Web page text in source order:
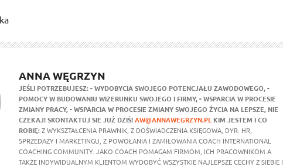
ANNA WĘGRZYN
JEŚLI POTRZEBUJESZ:- WYDOBYCIA SWOJEGO POTENCJAŁU ZAWODOWEGO,-
POMOCY W BUDOWANIU WIZERUNKU SWOJEGO I FIRMY,- WSPARCIA W PROCESIE
ZMIANY PRACY,- WSPARCIA W PROCESIE ZMIANY SWOJEGO ŻYCIA NA LEPSZE, NIE
CZEKAJ! SKONTAKTUJ SIE JUŻ DZIŚ!AW@ANNAWEGRZYN.PL KIM JESTEM I CO
ROBIĘ:Z WYKSZTAŁCENIA PRAWNIK, Z DOŚWIADCZENIA KSIĘGOWA, DYR. HR,
SPRZEDAŻY I MARKETINGU, Z POWOŁANIA I ZAMIŁOWANIA COACH INTERNATIONAL
COACHING COMMUNITY. JAKO COACH POMAGAM FIRMOM, ICH PRACOWNIKOM A
TAKŻE INDYWIDUALNYM KLIENTOM WYDOBYĆ WSZYSTKIE NAJLEPSZE CECHY Z SIEBIE I